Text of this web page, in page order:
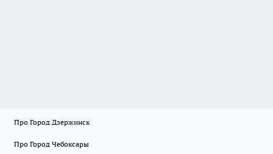
Про Город Дзержинск
Про Город Чебоксары